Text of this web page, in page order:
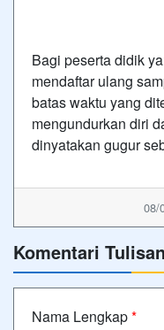
Bagi peserta didik
mendaftar ulang
batas waktu yang
mengundurkan diri
dinyatakan gugur
08/
Komentari
Nama Lengkap*